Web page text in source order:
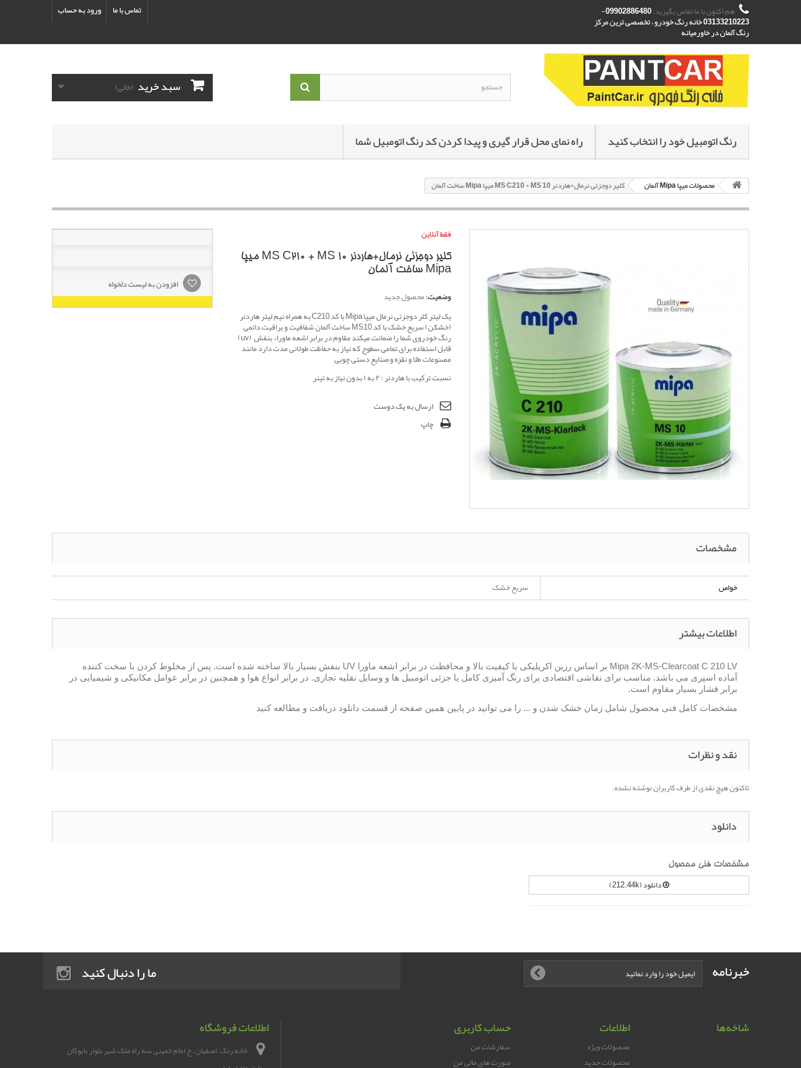
ورود به حساب تماس با ما هم اکنون با ما تماس بگیرید: 09902886480-
03133210223 خانه رنگ خودرو ، تخصصی ترین مرکز
رنگ آلمان در خاورمیانه
سبد خرید (خالی)
رنگ اتومبیل خود را انتخاب کنید راه نمای محل قرار گیری و پیدا کردن کد رنگ اتومبیل شما
محصولات میپا Mipa آلمان کلیر دوجزئی نرمال+هاردنر MS C210 + MS 10 میپا Mipa ساخت آلمان
فقط آنلاین
کلیر دوجزئی نرمال+هاردنر MS C210 + MS 10 میپا
Mipa ساخت آلمان
وضعیت:محصول جدید
یک لیتر کلر دوجزئی نرمال میپا Mipa با کد C210 به همراه نیم لیتر هاردنر
(خشکن) سریع خشک با کد MS10 ساخت آلمان شفافیت و براقیت دائمی
رنگ خودروی شما را ضمانت میکند مقاوم در برابر اشعه ماوراء بنفش (uv)
قابل استفاده برای تمامی سطوح که نیاز به حفاظت طولانی مدت دارد مانند
مصنوعات طلا و نقزه و صنایع دستی چوبی
نسبت ترکیب با هاردنر : ۲ به ۱ بدون نیاز به تینر
ارسال به یک دوست
چاپ
افزودن به لیست دلخواه
مشخصات
خواص سریع خشک
اطلاعات بیشتر
Mipa 2K-MS-Clearcoat C 210 LV بر اساس رزین اکریلیکی با کیفیت بالا و محافظت در برابر اشعه ماورا UV بنفش بسیار بالا ساخته شده است. پس از مخلوط کردن با سخت کننده
آماده اسپری می باشد. مناسب برای نقاشی اقتصادی برای رنگ آمیزی کامل یا جزئی اتومبیل ها و وسایل نقلیه تجاری. در برابر انواع هوا و همچنین در برابر عوامل مکانیکی و شیمیایی در
برابر فشار بسیار مقاوم است.
مشخصات کامل فنی محصول شامل زمان خشک شدن و ... را می توانید در پایین همین صفحه از قسمت دانلود دریافت و مطالعه کنید
نقد و نظرات
تاکنون هیچ نقدی از طرف کاربران نوشته نشده.
دانلود
مشخصات فنی محصول
دانلود (212.44k)
خبرنامه ما را دنبال کنید
شاخه‌ها اطلاعات
محصولات ویژه
محصولات جدید
حساب کاربری
سفارشات من
صورت های مالی من
اطلاعات فروشگاه
خانه رنگ , اصفهان ، خ امام خمینی سه راه ملک شهر بلوار بابوکان